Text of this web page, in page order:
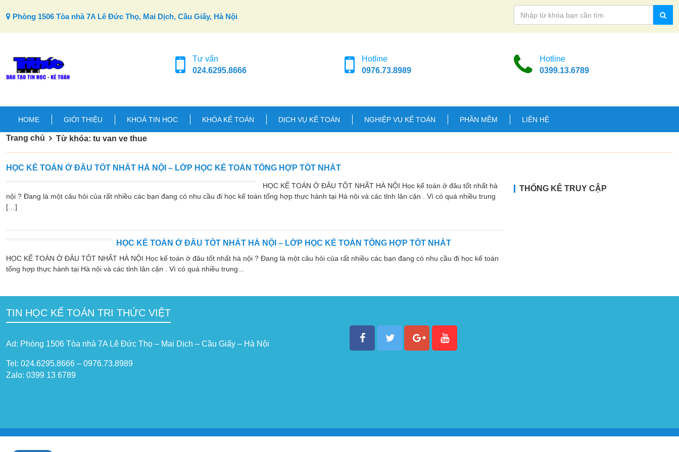
Phòng 1506 Tòa nhà 7A Lê Đức Thọ, Mai Dịch, Cầu Giấy, Hà Nội
Tư vấn
024.6295.8666
Hotline
0976.73.8989
Hotline
0399.13.6789
HOME GIỚI THIỆU KHOÁ TIN HỌC KHÓA KẾ TOÁN DỊCH VỤ KẾ TOÁN NGHIỆP VỤ KẾ TOÁN PHẦN MỀM LIÊN HỆ
Trang chủ Từ khóa: tu van ve thue
HỌC KẾ TOÁN Ở ĐÂU TỐT NHẤT HÀ NỘI – LỚP HỌC KẾ TOÁN TỔNG HỢP TỐT NHẤT
HỌC KẾ TOÁN Ở ĐÂU TỐT NHẤT HÀ NỘI Học kế toán ở đâu tốt nhất hà
nội ? Đang là một câu hỏi của rất nhiều các bạn đang có nhu cầu đi học kế toán tổng hợp thực hành tại Hà nội và các tỉnh lân cận . Vì có quá nhiều trung
[…]
HỌC KẾ TOÁN Ở ĐÂU TỐT NHẤT HÀ NỘI – LỚP HỌC KẾ TOÁN TỔNG HỢP TỐT NHẤT
HỌC KẾ TOÁN Ở ĐÂU TỐT NHẤT HÀ NỘI Học kế toán ở đâu tốt nhất hà nội ? Đang là một câu hỏi của rất nhiều các bạn đang có nhu cầu đi học kế toán
tổng hợp thực hành tại Hà nội và các tỉnh lân cận . Vì có quá nhiều trung...
THỐNG KÊ TRUY CẬP
TIN HỌC KẾ TOÁN TRI THỨC VIỆT
Ad: Phòng 1506 Tòa nhà 7A Lê Đức Thọ – Mai Dịch – Cầu Giấy – Hà Nội
Tel: 024.6295.8666 – 0976.73.8989
Zalo: 0399 13 6789